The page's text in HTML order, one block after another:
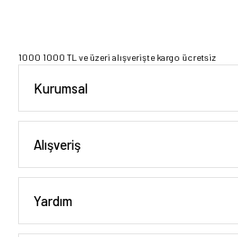
1000 1000 TL ve üzeri alışverişte kargo ücretsiz
Kurumsal
Alışveriş
Yardım